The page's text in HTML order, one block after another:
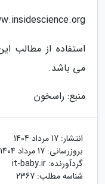
استفاده از مطالب
می باشد.
منبع: راسخون
انتشار: 17 مرداد 1404
بروزرسانی: 17 مرداد 1404
گردآورنده: it-baby.ir
شناسه مطلب: 2367